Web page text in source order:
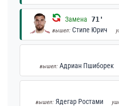
Замена 71'
вышел: Стипе Юрич
вышел: Адриан Пшиборек
вышел: Ядегар Ростами